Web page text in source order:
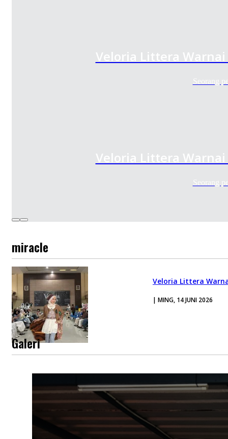
Veloria Littera Warnai
Seorang
Veloria Littera Warnai
Seorang
miracle
Veloria Littera
| MING, 14 JUNI 2026
Galeri